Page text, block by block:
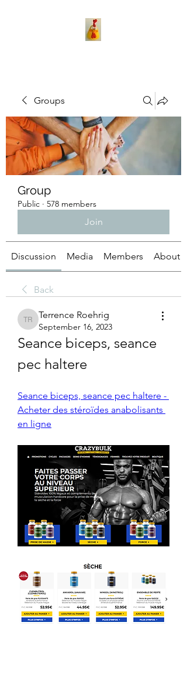
Groups
Group
Public · 578 members
Join
Discussion Media Members About
Back
Terrence Roehrig
Terrence Roehrig
September 16, 2023
Seance biceps, seance
pec haltere
Seance biceps, seance pec haltere -
Acheter des stéroïdes anabolisants
en ligne